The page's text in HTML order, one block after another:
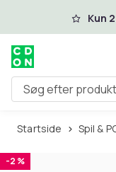
Spring til Kun
Søg efter produkter
Startside Spil &
-2 %